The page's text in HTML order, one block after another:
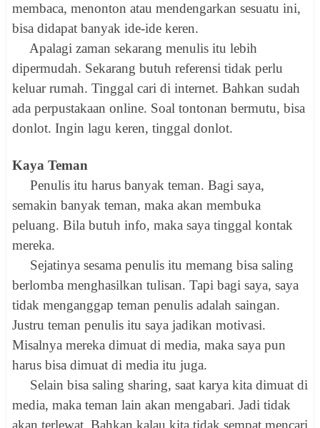
membaca, menonton atau mendengarkan sesuatu ini,
bisa didapat banyak ide-ide keren.
Apalagi zaman sekarang menulis itu lebih
dipermudah. Sekarang butuh referensi tidak perlu
keluar rumah. Tinggal cari di internet. Bahkan sudah
ada perpustakaan online. Soal tontonan bermutu, bisa
donlot. Ingin lagu keren, tinggal donlot.
Kaya Teman
Penulis itu harus banyak teman. Bagi saya,
semakin banyak teman, maka akan membuka
peluang. Bila butuh info, maka saya tinggal kontak
mereka.
Sejatinya sesama penulis itu memang bisa saling
berlomba menghasilkan tulisan. Tapi bagi saya, saya
tidak menganggap teman penulis adalah saingan.
Justru teman penulis itu saya jadikan motivasi.
Misalnya mereka dimuat di media, maka saya pun
harus bisa dimuat di media itu juga.
Selain bisa saling sharing, saat karya kita dimuat di
media, maka teman lain akan mengabari. Jadi tidak
akan terlewat. Bahkan kalau kita tidak sempat mencari